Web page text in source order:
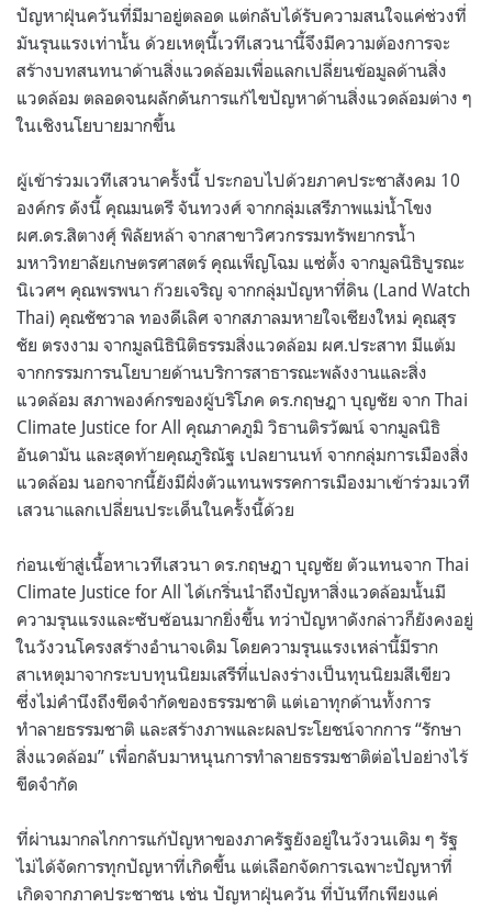
ปัญหาฝุ่นควันที่มีมาอยู่ตลอด แต่กลับได้รับความสนใจแค่ช่วงที่
มันรุนแรงเท่านั้น ด้วยเหตุนี้เวทีเสวนานี้จึงมีความต้องการจะ
สร้างบทสนทนาด้านสิ่งแวดล้อมเพื่อแลกเปลี่ยนข้อมูลด้านสิ่ง
แวดล้อม ตลอดจนผลักดันการแก้ไขปัญหาด้านสิ่งแวดล้อมต่าง ๆ
ในเชิงนโยบายมากขึ้น
ผู้เข้าร่วมเวทีเสวนาครั้งนี้ ประกอบไปด้วยภาคประชาสังคม 10
องค์กร ดังนี้ คุณมนตรี จันทวงศ์ จากกลุ่มเสรีภาพแม่น้ำโขง
ผศ.ดร.สิตางศุ์ พิลัยหล้า จากสาขาวิศวกรรมทรัพยากรน้ำ
มหาวิทยาลัยเกษตรศาสตร์ คุณเพ็ญโฉม แซ่ตั้ง จากมูลนิธิบูรณะ
นิเวศฯ คุณพรพนา ก๊วยเจริญ จากกลุ่มปัญหาที่ดิน (Land Watch
Thai) คุณชัชวาล ทองดีเลิศ จากสภาลมหายใจเชียงใหม่ คุณสุร
ชัย ตรงงาม จากมูลนิธินิติธรรมสิ่งแวดล้อม ผศ.ประสาท มีแต้ม
จากกรรมการนโยบายด้านบริการสาธารณะพลังงานและสิ่ง
แวดล้อม สภาพองค์กรของผู้บริโภค ดร.กฤษฎา บุญชัย จาก Thai
Climate Justice for All คุณภาคภูมิ วิธานติรวัฒน์ จากมูลนิธิ
อันดามัน และสุดท้ายคุณภูริณัฐ เปลยานนท์ จากกลุ่มการเมืองสิ่ง
แวดล้อม นอกจากนี้ยังมีฝั่งตัวแทนพรรคการเมืองมาเข้าร่วมเวที
เสวนาแลกเปลี่ยนประเด็นในครั้งนี้ด้วย
ก่อนเข้าสู่เนื้อหาเวทีเสวนา ดร.กฤษฎา บุญชัย ตัวแทนจาก Thai
Climate Justice for All ได้เกริ่นนำถึงปัญหาสิ่งแวดล้อมนั้นมี
ความรุนแรงและซับซ้อนมากยิ่งขึ้น ทว่าปัญหาดังกล่าวก็ยังคงอยู่
ในวังวนโครงสร้างอำนาจเดิม โดยความรุนแรงเหล่านี้มีราก
สาเหตุมาจากระบบทุนนิยมเสรีที่แปลงร่างเป็นทุนนิยมสีเขียว
ซึ่งไม่คำนึงถึงขีดจำกัดของธรรมชาติ แต่เอาทุกด้านทั้งการ
ทำลายธรรมชาติ และสร้างภาพและผลประโยชน์จากการ “รักษา
สิ่งแวดล้อม” เพื่อกลับมาหนุนการทำลายธรรมชาติต่อไปอย่างไร้
ขีดจำกัด
ที่ผ่านมากลไกการแก้ปัญหาของภาครัฐยังอยู่ในวังวนเดิม ๆ รัฐ
ไม่ได้จัดการทุกปัญหาที่เกิดขึ้น แต่เลือกจัดการเฉพาะปัญหาที่
เกิดจากภาคประชาชน เช่น ปัญหาฝุ่นควัน ที่บันทึกเพียงแค่